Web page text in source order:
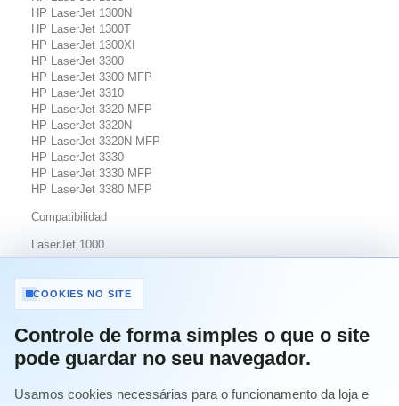
HP LaserJet 1300N
HP LaserJet 1300T
HP LaserJet 1300XI
HP LaserJet 3300
HP LaserJet 3300 MFP
HP LaserJet 3310
HP LaserJet 3320 MFP
HP LaserJet 3320N
HP LaserJet 3320N MFP
HP LaserJet 3330
HP LaserJet 3330 MFP
HP LaserJet 3380 MFP
Compatibilidad
LaserJet 1000
LaserJet 1005 Series
LaserJet 1005W
Laserjet 1150
COOKIES NO SITE
Controle de forma simples o que o site
pode guardar no seu navegador.
Usamos cookies necessárias para o funcionamento da loja e